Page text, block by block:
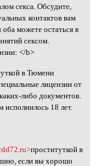
секса. Обсудите,
контактов вам
можете остаться в
сексом.
</b>
в Тюмени
лицензии от
либо документов.
18 лет.
проституткой в
если вы хорошо